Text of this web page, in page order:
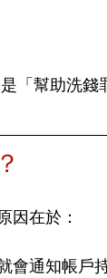
「幫助洗錢
因在於：
通知帳戶